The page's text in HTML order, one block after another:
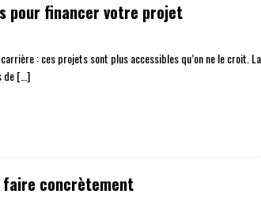
pour financer votre projet
: ces projets sont plus accessibles qu’on ne le croit.
de[…]
faire concrètement